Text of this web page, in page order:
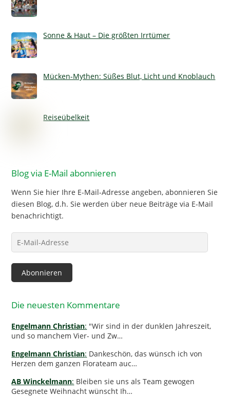
Sonne & Haut – Die größten Irrtümer
Mücken-Mythen: Süßes Blut, Licht und Knoblauch
Reiseübelkeit
Blog via E-Mail abonnieren
Wenn Sie hier Ihre E-Mail-Adresse angeben, abonnieren Sie
diesen Blog, d.h. Sie werden über neue Beiträge via E-Mail
benachrichtigt.
E-
Mail-
Adresse
Abonnieren
Die neuesten Kommentare
Engelmann Christian: "Wir sind in der dunklen Jahreszeit,
und so manchem Vier- und Zw…
Engelmann Christian: Dankeschön, das wünsch ich von
Herzen dem ganzen Florateam auc…
AB Winckelmann: Bleiben sie uns als Team gewogen
Gesegnete Weihnacht wünscht Ih…